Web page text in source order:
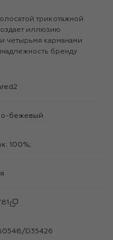
трикотажной
иллюзию
четырьмя карманами
бренду
бежевый
100%;
D35426